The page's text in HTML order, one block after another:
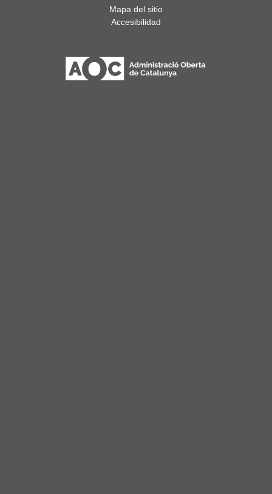
Mapa del sitio
Accesibilidad